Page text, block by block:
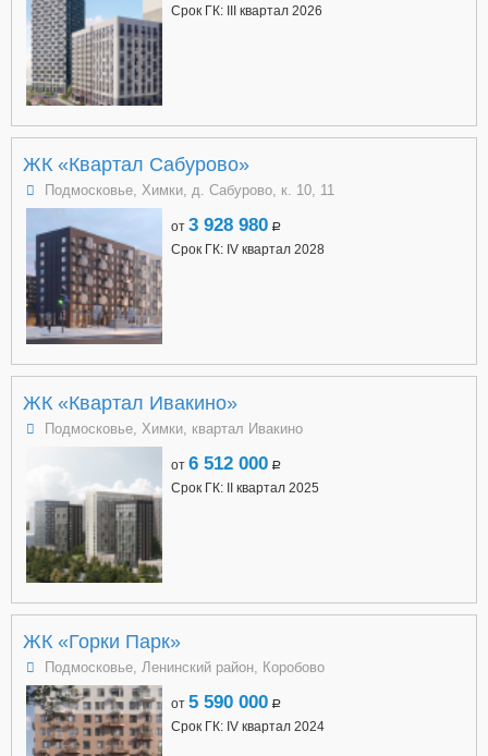
Срок ГК: III квартал 2026
ЖК «Квартал Сабурово»
Подмосковье, Химки, д. Сабурово, к. 10, 11
от 3 928 980 a
Срок ГК: IV квартал 2028
ЖК «Квартал Ивакино»
Подмосковье, Химки, квартал Ивакино
от 6 512 000 a
Срок ГК: II квартал 2025
ЖК «Горки Парк»
Подмосковье, Ленинский район, Коробово
от 5 590 000 a
Срок ГК: IV квартал 2024